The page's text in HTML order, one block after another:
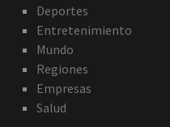
Deportes
Entretenimiento
Mundo
Regiones
Empresas
Salud